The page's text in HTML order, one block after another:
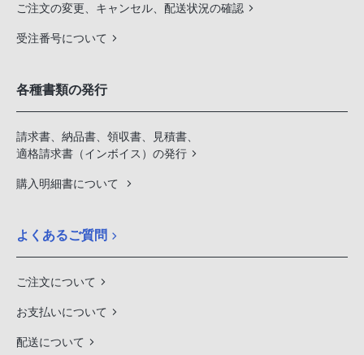
ご注文の変更、キャンセル、配送状況の確認
受注番号について
各種書類の発行
請求書、納品書、領収書、見積書、
適格請求書（インボイス）の発行
購入明細書について
よくあるご質問
ご注文について
お支払いについて
配送について